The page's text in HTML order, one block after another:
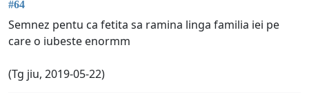
#64
Semnez pentu ca fetita sa ramina linga familia iei pe
care o iubeste enormm
(Tg jiu, 2019-05-22)